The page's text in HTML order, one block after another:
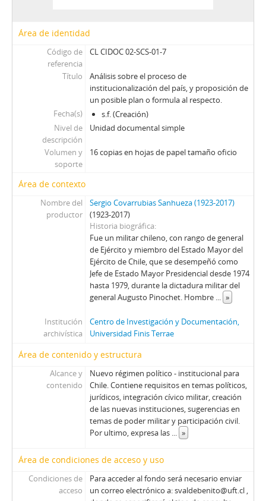
38 - Libreta de apuntes perteneciente a Sergio Covarrubias Sanhueza
39 - Libreta de apuntes con fechas perteneciente a Sergio Covarrubias Sanhueza y transcripción de conversación del Gral. Court con el Sr. Cardenal
41 - Calendario de apuntes pertenecientes a Sergio Covarrubias Sanhueza
42 - Libreta de anotaciones perteneciente a Sergio Covarrubias Sanhueza
43 - Calendario de apuntes perteneciente a Sergio Covarrubias Sanhueza
JFFL - Juan Francisco Fresno Larraín
GIF - Gonzalo Izquierdo Fernández
SOJR - Sergio Onofre Jarpa Reyes
RKV - Roberto Tomás Kelly Vásquez
AMP - Alfonso Marquéz de la Plata Yrarrázaval
FMA - Fernando Matthei Aubel
Área de identidad
Código de
referencia
CL CIDOC 02-SCS-01-7
Título
Análisis sobre el proceso de
institucionalización del país, y proposición de
un posible plan o formula al respecto.
Fecha(s)
s.f. (Creación)
Nivel de
descripción
Unidad documental simple
Volumen y
soporte
16 copias en hojas de papel tamaño oficio
Área de contexto
Nombre del
productor
Sergio Covarrubias Sanhueza (1923-2017)
(1923-2017)
Historia biográfica
Fue un militar chileno, con rango de general
de Ejército y miembro del Estado Mayor del
Ejército de Chile, que se desempeñó como
Jefe de Estado Mayor Presidencial desde 1974
hasta 1979, durante la dictadura militar del
general Augusto Pinochet. Hombre ... »
Institución
archivística
Centro de Investigación y Documentación,
Universidad Finis Terrae
Área de contenido y estructura
Alcance y
contenido
Nuevo régimen político - institucional para
Chile. Contiene requisitos en temas políticos,
jurídicos, integración cívico militar, creación
de las nuevas instituciones, sugerencias en
temas de poder militar y participación civil.
Por ultimo, expresa las ... »
Área de condiciones de acceso y uso
Condiciones de
acceso
Para acceder al fondo será necesario enviar
un correo electrónico a: svaldebenito@uft.cl ,